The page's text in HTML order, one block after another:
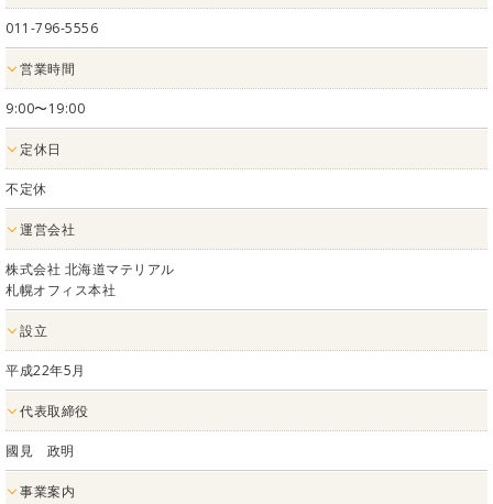
011-796-5556
営業時間
9:00〜19:00
定休日
不定休
運営会社
株式会社 北海道マテリアル
札幌オフィス本社
設立
平成22年5月
代表取締役
國見 政明
事業案内